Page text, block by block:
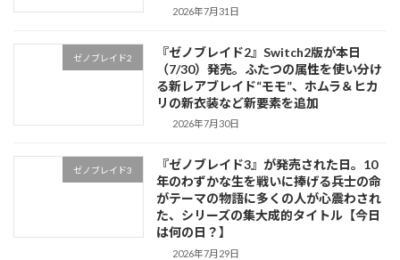
2026年7月31日
ゼノブレイド2
『ゼノブレイド2』Switch2版が本日
（7/30）発売。ふたつの属性を使い分け
る新レアブレイド“モモ”、ホムラ＆ヒカ
リの新衣装など新要素を追加
2026年7月30日
ゼノブレイド3
『ゼノブレイド3』が発売された日。10
年のわずかな生を戦いに捧げる兵士の命
がテーマの物語に多くの人が心震わされ
た、シリーズの集大成的タイトル【今日
は何の日？】
2026年7月29日